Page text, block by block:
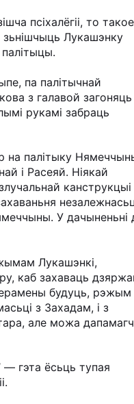
псіхалёгіі, то такое
Лукашэнку
па палітычнай
з галавой загоняць
рукамі забраць
на палітыку
і Расеяй. Ніякай
канструкцыі
У дачыненьні
Лукашэнкі,
каб захаваць
будуць, рэжым
з Захадам, і з
але можа
— гэта ёсьць тупая